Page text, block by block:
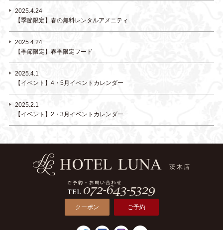
2025.4.24
【季節限定】春の無料レンタルアメニティ
2025.4.24
【季節限定】春季限定フード
2025.4.1
【イベント】4・5月イベントカレンダー
2025.2.1
【イベント】2・3月イベントカレンダー
クーポン ご予約